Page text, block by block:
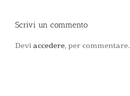
Scrivi un commento
Devi accedere, per commentare.